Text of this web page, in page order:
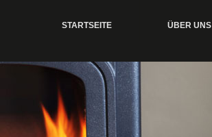
STARTSEITE ÜBER UNS